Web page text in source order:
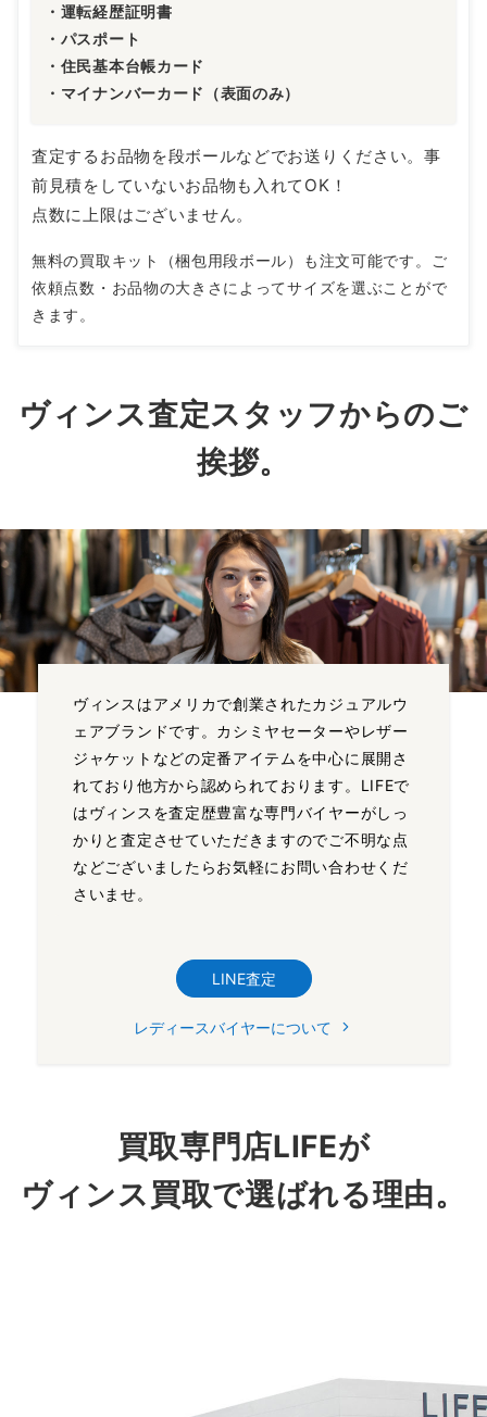
・運転経歴証明書
・パスポート
・住民基本台帳カード
・マイナンバーカード（表面のみ）
査定するお品物を段ボールなどでお送りください。事
前見積をしていないお品物も入れてOK！
点数に上限はございません。
無料の買取キット（梱包用段ボール）も注文可能です。ご
依頼点数・お品物の大きさによってサイズを選ぶことがで
きます。
ヴィンス査定スタッフからのご
挨拶。
ヴィンスはアメリカで創業されたカジュアルウ
ェアブランドです。カシミヤセーターやレザー
ジャケットなどの定番アイテムを中心に展開さ
れており他方から認められております。LIFEで
はヴィンスを査定歴豊富な専門バイヤーがしっ
かりと査定させていただきますのでご不明な点
などございましたらお気軽にお問い合わせくだ
さいませ。
LINE査定
レディースバイヤーについて
買取専門店LIFEが
ヴィンス買取で選ばれる理由。